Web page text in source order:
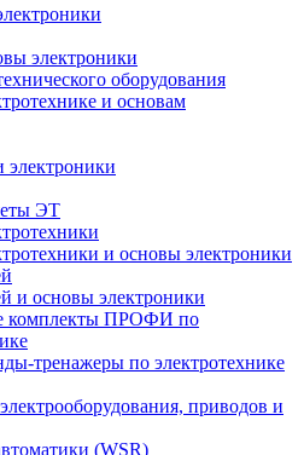
электроники
оборудования
и основам
электроники
ЭТ
и основы электроники
и основы электроники
комплекты ПРОФИ по
тренажеры по электротехнике
приводов и
(WSR)